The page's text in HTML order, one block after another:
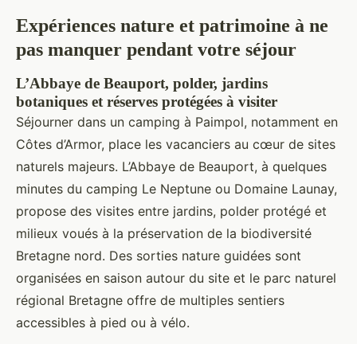
Expériences nature et patrimoine à ne
pas manquer pendant votre séjour
L’Abbaye de Beauport, polder, jardins
botaniques et réserves protégées à visiter
Séjourner dans un camping à Paimpol, notamment en
Côtes d’Armor, place les vacanciers au cœur de sites
naturels majeurs. L’Abbaye de Beauport, à quelques
minutes du camping Le Neptune ou Domaine Launay,
propose des visites entre jardins, polder protégé et
milieux voués à la préservation de la biodiversité
Bretagne nord. Des sorties nature guidées sont
organisées en saison autour du site et le parc naturel
régional Bretagne offre de multiples sentiers
accessibles à pied ou à vélo.